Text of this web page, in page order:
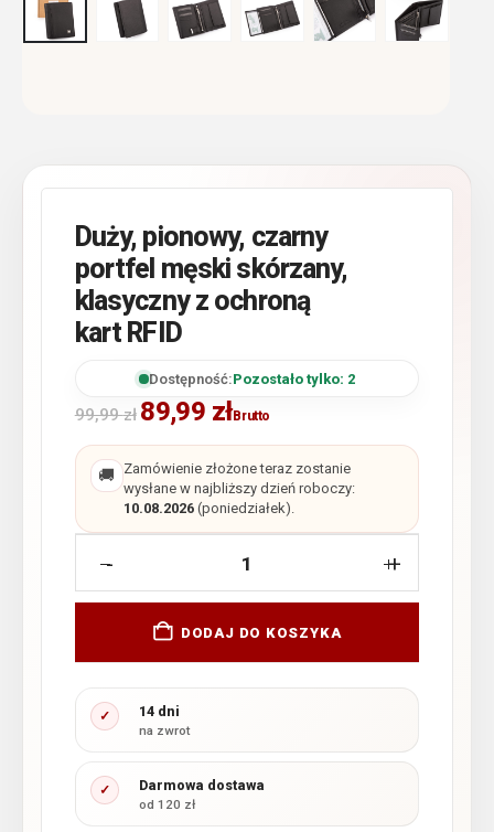
Duży, pionowy, czarny
portfel męski skórzany,
klasyczny z ochroną
kart RFID
Dostępność:Pozostało tylko: 2
99,99zł 89,99 złBrutto
🚚 Zamówienie złożone teraz zostanie
wysłane w najbliższy dzień roboczy:
10.08.2026(poniedziałek).
- +
DODAJ DO KOSZYKA
✓ 14 dni
na zwrot
✓ Darmowa dostawa
od 120 zł